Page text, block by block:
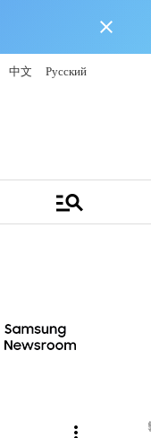
close
中文 Русский
manage_search
more_vert